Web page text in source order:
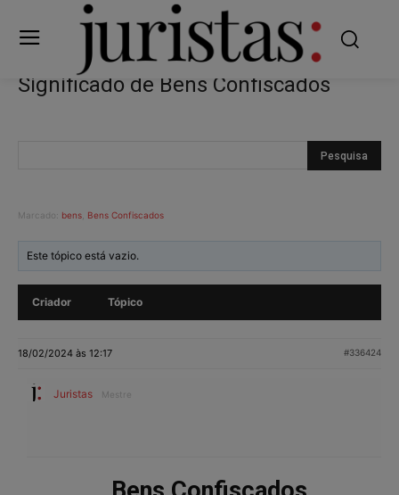
Significado de Bens Confiscados
Marcado: bens Bens Confiscados
Este tópico está vazio.
Criador Tópico
18/02/2024 às 12:17 #336424
Juristas Mestre